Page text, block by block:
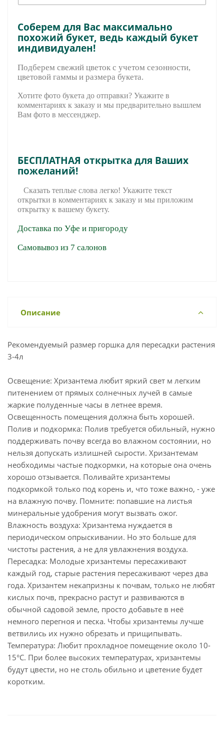
Соберем для Вас максимально
похожий букет, ведь каждый букет
индивидуален!
Подберем свежий цветок с учетом сезонности,
цветовой гаммы и размера букета.
Хотите фото букета до отправки? Укажите в
комментариях к заказу и мы предварительно вышлем
Вам фото в мессенджер.
БЕСПЛАТНАЯ открытка для Ваших
пожеланий!
Сказать теплые слова легко! Укажите текст
открытки в комментариях к заказу и мы приложим
открытку к вашему букету.
Доставка по Уфе и пригороду
Самовывоз из 7 салонов
Описание
Рекомендуемый размер горшка для пересадки растения
3-4л
Освещение: Хризантема любит яркий свет м легким
питенением от прямых солнечных лучей в самые
жаркие полуденные часы в летнее время.
Освещенность помещения должна быть хорошей.
Полив и подкормка: Полив требуется обильный, нужно
поддерживать почву всегда во влажном состоянии, но
нельзя допускать излишней сырости. Хризантемам
необходимы частые подкормки, на которые она очень
хорошо отзывается. Поливайте хризантемы
подкормкой только под корень и, что тоже важно, - уже
на влажную почву. Помните: попавшие на листья
минеральные удобрения могут вызвать ожог.
Влажность воздуха: Хризантема нуждается в
периодическом опрыскивании. Но это больше для
чистоты растения, а не для увлажнения воздуха.
Пересадка: Молодые хризантемы пересаживают
каждый год, старые растения пересаживают через два
года. Хризантем некапризны к почвам, только не любят
кислых почв, прекрасно растут и развиваются в
обычной садовой земле, просто добавьте в неё
немного перегноя и песка. Чтобы хризантемы лучше
ветвились их нужно обрезать и прищипывать.
Температура: Любит прохладное помещение около 10-
15°С. При более высоких температурах, хризантемы
будут цвести, но не столь обильно и цветение будет
коротким.